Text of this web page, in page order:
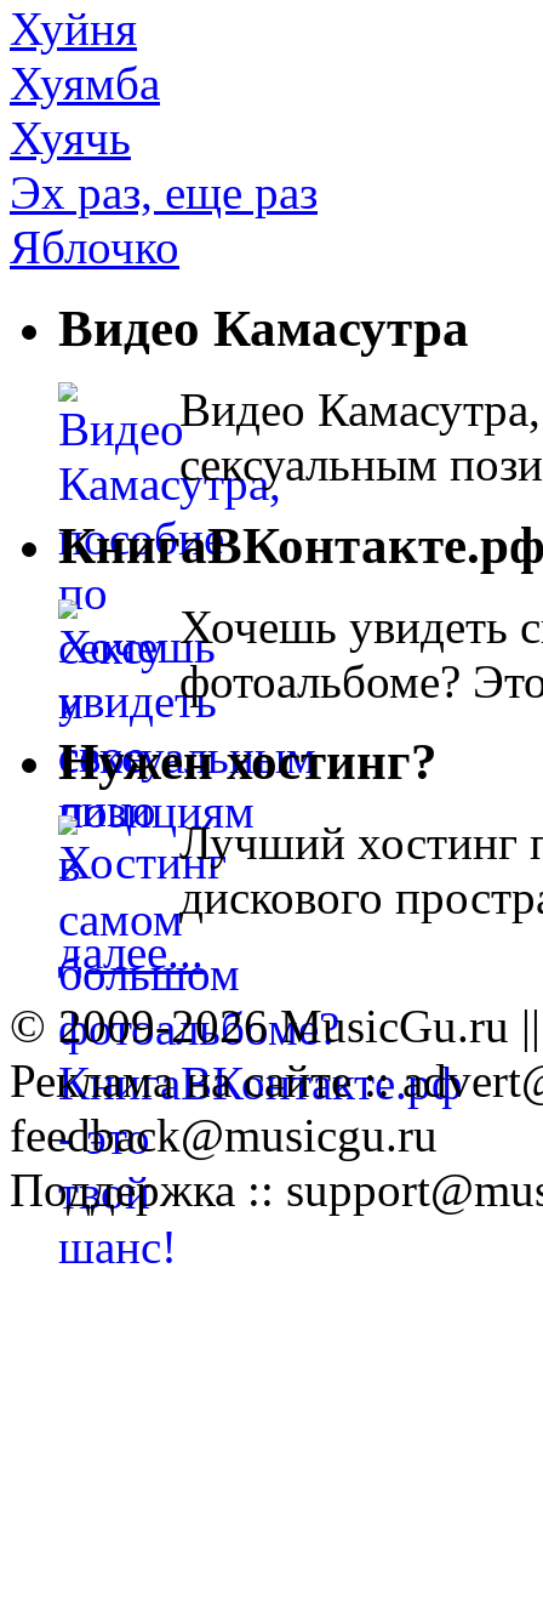
Хуйня
Хуямба
Хуячь
Эх раз, еще раз
Яблочко
Видео Камасутра
Видео
сексуальным
Хочешь увидеть
фотоальбоме?
Нужен хостинг?
Лучший хостинг
дискового
далее...
© 2009-2026 MusicGu.ru
Реклама на сайте ::
feedback@musicgu.ru
Поддержка ::